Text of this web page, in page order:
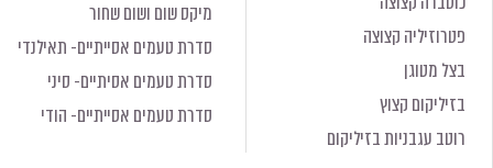
פטרוזיליה קצוצה
בצל מטוגן
בזיליקום קצוץ
רוטב עגבניות בזיליקום
מיקס שום ושום שחור
סדרת טעמים אסייתיים- תאילנדי
סדרת טעמים אסיתיים- סיני
סדרת טעמים אסייתיים- הודי